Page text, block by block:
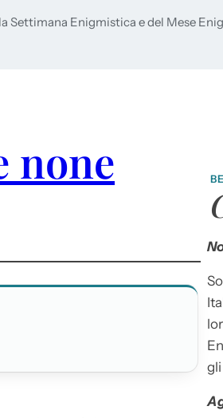
Settimana Enigmistica e del Mese
none